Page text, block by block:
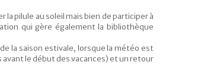
la pilule au soleil mais bien de participer à
qui gère également la bibliothèque
la saison estivale, lorsque la météo est
le début des vacances) et un retour